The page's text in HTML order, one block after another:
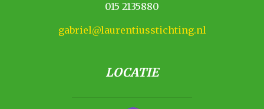
015 2135880
gabriel@laurentiusstichting.nl
LOCATIE